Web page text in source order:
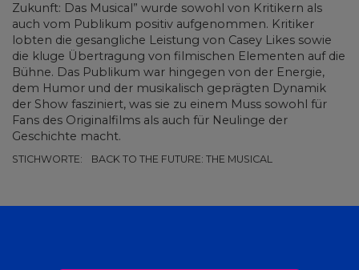
Zukunft: Das Musical” wurde sowohl von Kritikern als
auch vom Publikum positiv aufgenommen. Kritiker
lobten die gesangliche Leistung von Casey Likes sowie
die kluge Übertragung von filmischen Elementen auf die
Bühne. Das Publikum war hingegen von der Energie,
dem Humor und der musikalisch geprägten Dynamik
der Show fasziniert, was sie zu einem Muss sowohl für
Fans des Originalfilms als auch für Neulinge der
Geschichte macht.
STICHWORTE: BACK TO THE FUTURE: THE MUSICAL